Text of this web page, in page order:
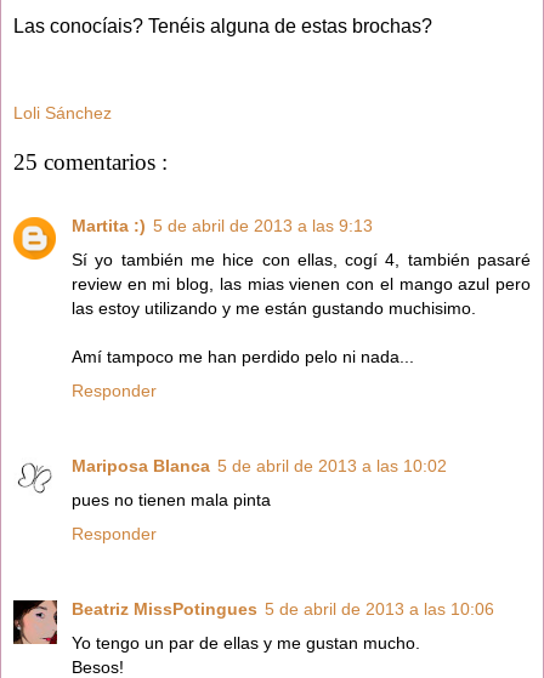
Las conocíais? Tenéis alguna de estas brochas?
Loli Sánchez
25 comentarios :
Martita :) 5 de abril de 2013 a las 9:13
Sí yo también me hice con ellas, cogí 4, también pasaré
review en mi blog, las mias vienen con el mango azul pero
las estoy utilizando y me están gustando muchisimo.
Amí tampoco me han perdido pelo ni nada...
Responder
Mariposa Blanca 5 de abril de 2013 a las 10:02
pues no tienen mala pinta
Responder
Beatriz MissPotingues 5 de abril de 2013 a las 10:06
Yo tengo un par de ellas y me gustan mucho.
Besos!